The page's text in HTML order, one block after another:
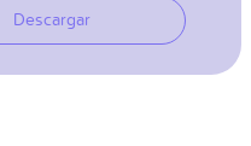
Descargar